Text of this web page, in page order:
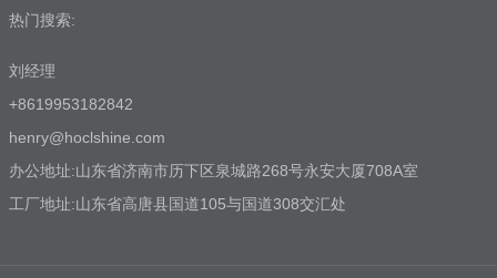
热门搜索:
刘经理
+8619953182842
henry@hoclshine.com
办公地址:山东省济南市历下区泉城路268号永安大厦708A室
工厂地址:山东省高唐县国道105与国道308交汇处